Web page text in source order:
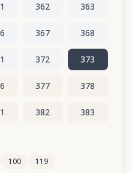
362 363
367 368
372 373
377 378
382 383
392
100 119